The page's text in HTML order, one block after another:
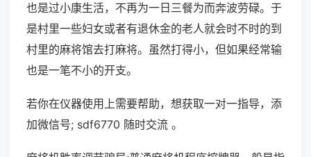
也是过小康生活，不再为一日三餐为而奔波劳碌。于
是村里一些妇女或者有退休金的老人就会时不时的到
村里的麻将馆去打麻将。虽然打得小，但如果经常输
也是一笔不小的开支。
若你在仪器使用上需要帮助，想获取一对一指导，添
加微信号; sdf6770 随时交流 。